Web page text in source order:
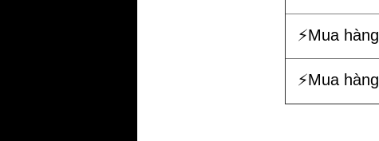
⚡️Mua
⚡️Mua